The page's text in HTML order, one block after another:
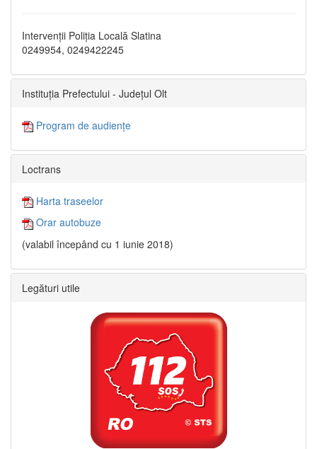
Intervenții Poliția Locală Slatina
0249954, 0249422245
Instituția Prefectului - Județul Olt
Program de audiențe
Loctrans
Harta traseelor
Orar autobuze
(valabil începând cu 1 iunie 2018)
Legături utile